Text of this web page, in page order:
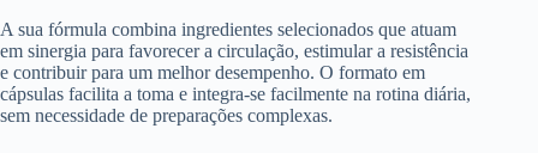
A sua fórmula combina ingredientes selecionados que atuam
em sinergia para favorecer a circulação, estimular a resistência
e contribuir para um melhor desempenho. O formato em
cápsulas facilita a toma e integra-se facilmente na rotina diária,
sem necessidade de preparações complexas.